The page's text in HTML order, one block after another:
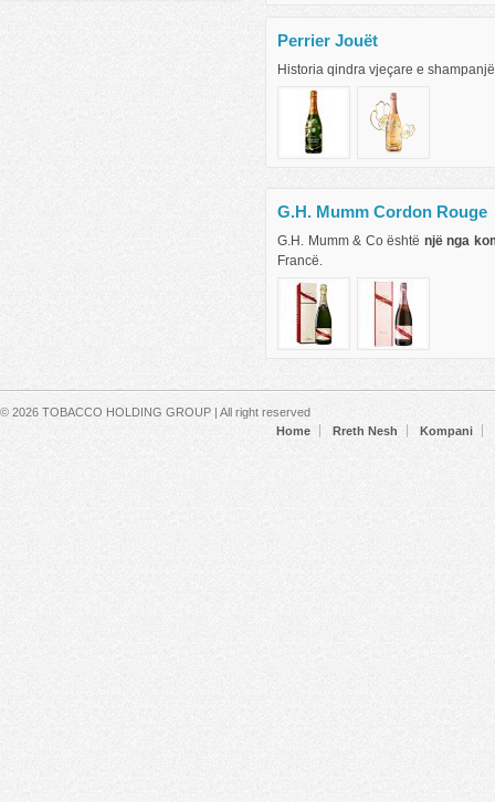
Perrier Jouët
Historia qindra vjeçare e
G.H. Mumm Cordon Rouge
G.H. Mumm & Co është një nga
Francë.
© 2026 TOBACCO HOLDING GROUP | All right reserved
Secondary menu
Home Rreth Nesh Kompani